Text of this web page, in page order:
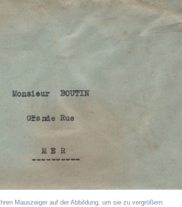
Mauszeiger auf der Abbildung, um sie zu vergrößern